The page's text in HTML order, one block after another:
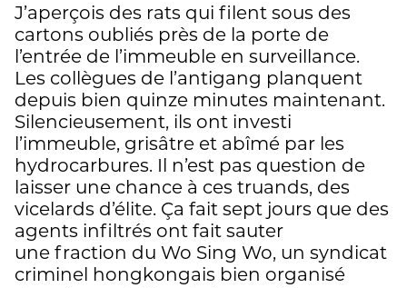
J’aperçois des rats qui filent sous des
cartons oubliés près de la porte de
l’entrée de l’immeuble en surveillance.
Les collègues de l’antigang planquent
depuis bien quinze minutes maintenant.
Silencieusement, ils ont investi
l’immeuble, grisâtre et abîmé par les
hydrocarbures. Il n’est pas question de
laisser une chance à ces truands, des
vicelards d’élite. Ça fait sept jours que des
agents infiltrés ont fait sauter
une fraction du Wo Sing Wo, un syndicat
criminel hongkongais bien organisé